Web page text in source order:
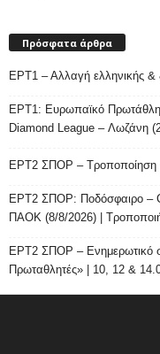
Πρόσφατα άρθρα
ΕΡΤ1 – Αλλαγή ελληνικής &
ΕΡΤ1: Ευρωπαϊκό
Diamond League – Λωζάνη
ΕΡΤ2 ΣΠΟΡ – Τροποποίηση
ΕΡΤ2 ΣΠΟΡ: Ποδόσφαιρο –
ΠΑΟΚ (8/8/2026) |
ΕΡΤ2 ΣΠΟΡ – Ενημερωτικό
Πρωταθλητές» | 10, 12 &